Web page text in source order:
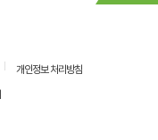
개인정보 처리방침